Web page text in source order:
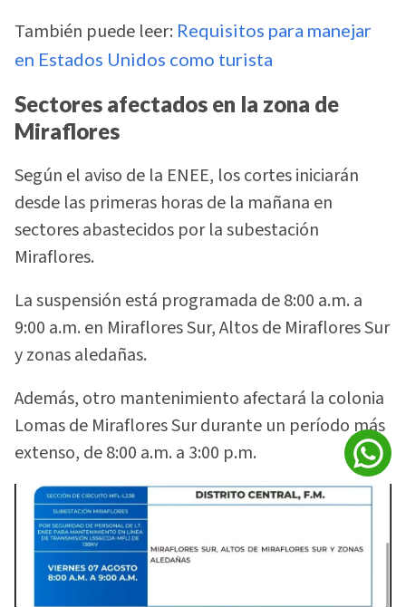
También puede leer: Requisitos para manejar
en Estados Unidos como turista
Sectores afectados en la zona de
Miraflores
Según el aviso de la ENEE, los cortes iniciarán
desde las primeras horas de la mañana en
sectores abastecidos por la subestación
Miraflores.
La suspensión está programada de 8:00 a.m. a
9:00 a.m. en Miraflores Sur, Altos de Miraflores Sur
y zonas aledañas.
Además, otro mantenimiento afectará la colonia
Lomas de Miraflores Sur durante un período más
extenso, de 8:00 a.m. a 3:00 p.m.